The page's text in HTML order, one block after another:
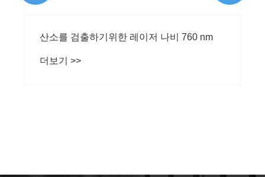
편광 및 멀티 단 섬유가있는 섬유
더보기 >>